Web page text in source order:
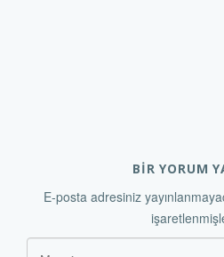
BİR YORUM
E-posta adresiniz